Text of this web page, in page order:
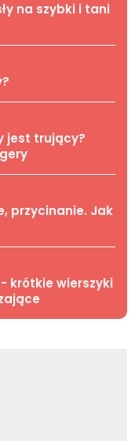
na szybki i tani
jest trujący?
przycinanie. Jak
krótkie wierszyki